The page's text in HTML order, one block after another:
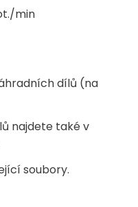
min
dílů (na
najdete také v
soubory.